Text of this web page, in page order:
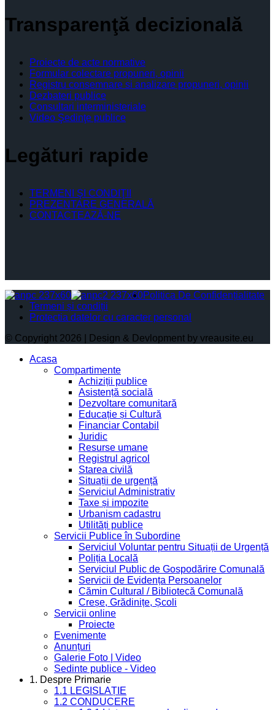
Transparenţă decizională
Proiecte de acte normative
Formular colectare propuneri, opinii
Registru consemnare si analizare propuneri, opinii
Dezbateri publice
Consultari interministeriale
Video Şedinţe publice
Legături rapide
TERMENI ŞI CONDIŢII
PREZENTARE GENERALĂ
CONTACTEAZĂ-NE
Politica De Confidențialitate
Termeni și condiții
Protectia datelor cu caracter personal
© Copyright 2026 | Design & Devlopment by vreausite.eu
Acasa
Compartimente
Achiziții publice
Asistență socială
Dezvoltare comunitară
Educație și Cultură
Financiar Contabil
Juridic
Resurse umane
Registrul agricol
Starea civilă
Situații de urgență
Serviciul Administrativ
Taxe și impozite
Urbanism cadastru
Utilități publice
Servicii Publice în Subordine
Serviciul Voluntar pentru Situații de Urgență
Poliția Locală
Serviciul Public de Gospodărire Comunală
Servicii de Evidența Persoanelor
Cămin Cultural / Bibliotecă Comunală
Creșe, Grădinițe, Școli
Servicii online
Proiecte
Evenimente
Anunțuri
Galerie Foto | Video
Sedinte publice - Video
1. Despre Primarie
1.1 LEGISLAȚIE
1.2 CONDUCERE